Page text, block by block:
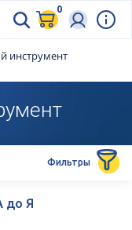
0
инструмент
Фильтры